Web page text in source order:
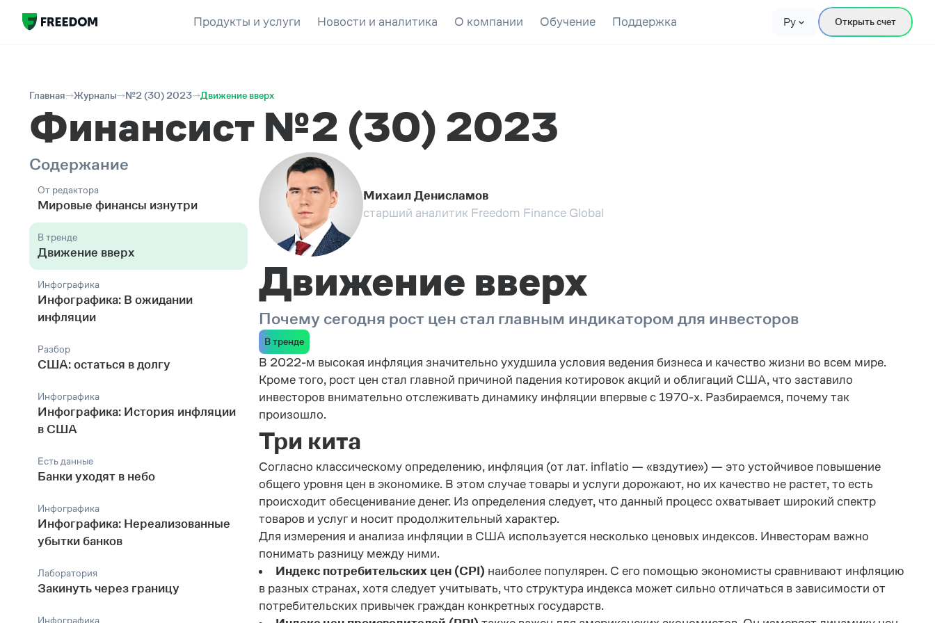
Продукты и услуги Новости и аналитика О компании Обучение Поддержка Ру Открыть счет
Главная Журналы №2 (30) 2023 Движение вверх
Финансист №2 (30) 2023
Содержание
От редактора
Мировые финансы изнутри
В тренде
Движение вверх
Инфографика
Инфографика: В ожидании
инфляции
Разбор
США: остаться в долгу
Инфографика
Инфографика: История инфляции
в США
Есть данные
Банки уходят в небо
Инфографика
Инфографика: Нереализованные
убытки банков
Лаборатория
Закинуть через границу
Инфографика
Михаил Денисламов
старший аналитик Freedom Finance Global
Движение вверх
Почему сегодня рост цен стал главным индикатором для инвесторов
В тренде
В 2022-м высокая инфляция значительно ухудшила условия ведения бизнеса и качество жизни во всем мире.
Кроме того, рост цен стал главной причиной падения котировок акций и облигаций США, что заставило
инвесторов внимательно отслеживать динамику инфляции впервые с 1970-х. Разбираемся, почему так
произошло.
Три кита
Согласно классическому определению, инфляция (от лат. inflatio — «вздутие») — это устойчивое повышение
общего уровня цен в экономике. В этом случае товары и услуги дорожают, но их качество не растет, то есть
происходит обесценивание денег. Из определения следует, что данный процесс охватывает широкий спектр
товаров и услуг и носит продолжительный характер.
Для измерения и анализа инфляции в США используется несколько ценовых индексов. Инвесторам важно
понимать разницу между ними.
Индекс потребительских цен (CPI) наиболее популярен. С его помощью экономисты сравнивают инфляцию
в разных странах, хотя следует учитывать, что структура индекса может сильно отличаться в зависимости от
потребительских привычек граждан конкретных государств.